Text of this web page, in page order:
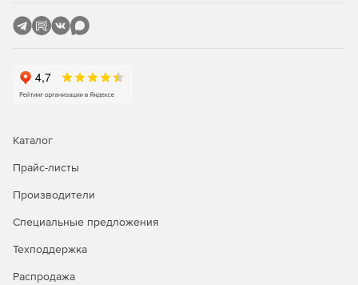
Автоматические обновления описаний вирусов.
режиме. Автоматическая фоновая загрузка файлов не
мешает работе компьютера.
Поддержка 64-разрябных систем Linux.
Поддержка расширяемых дистрибутивов Linux.
Поддержка межсетевого экрана для многосетевых ПК
Каталог
Прайс-листы
Производители
Специальные предложения
Техподдержка
Распродажа